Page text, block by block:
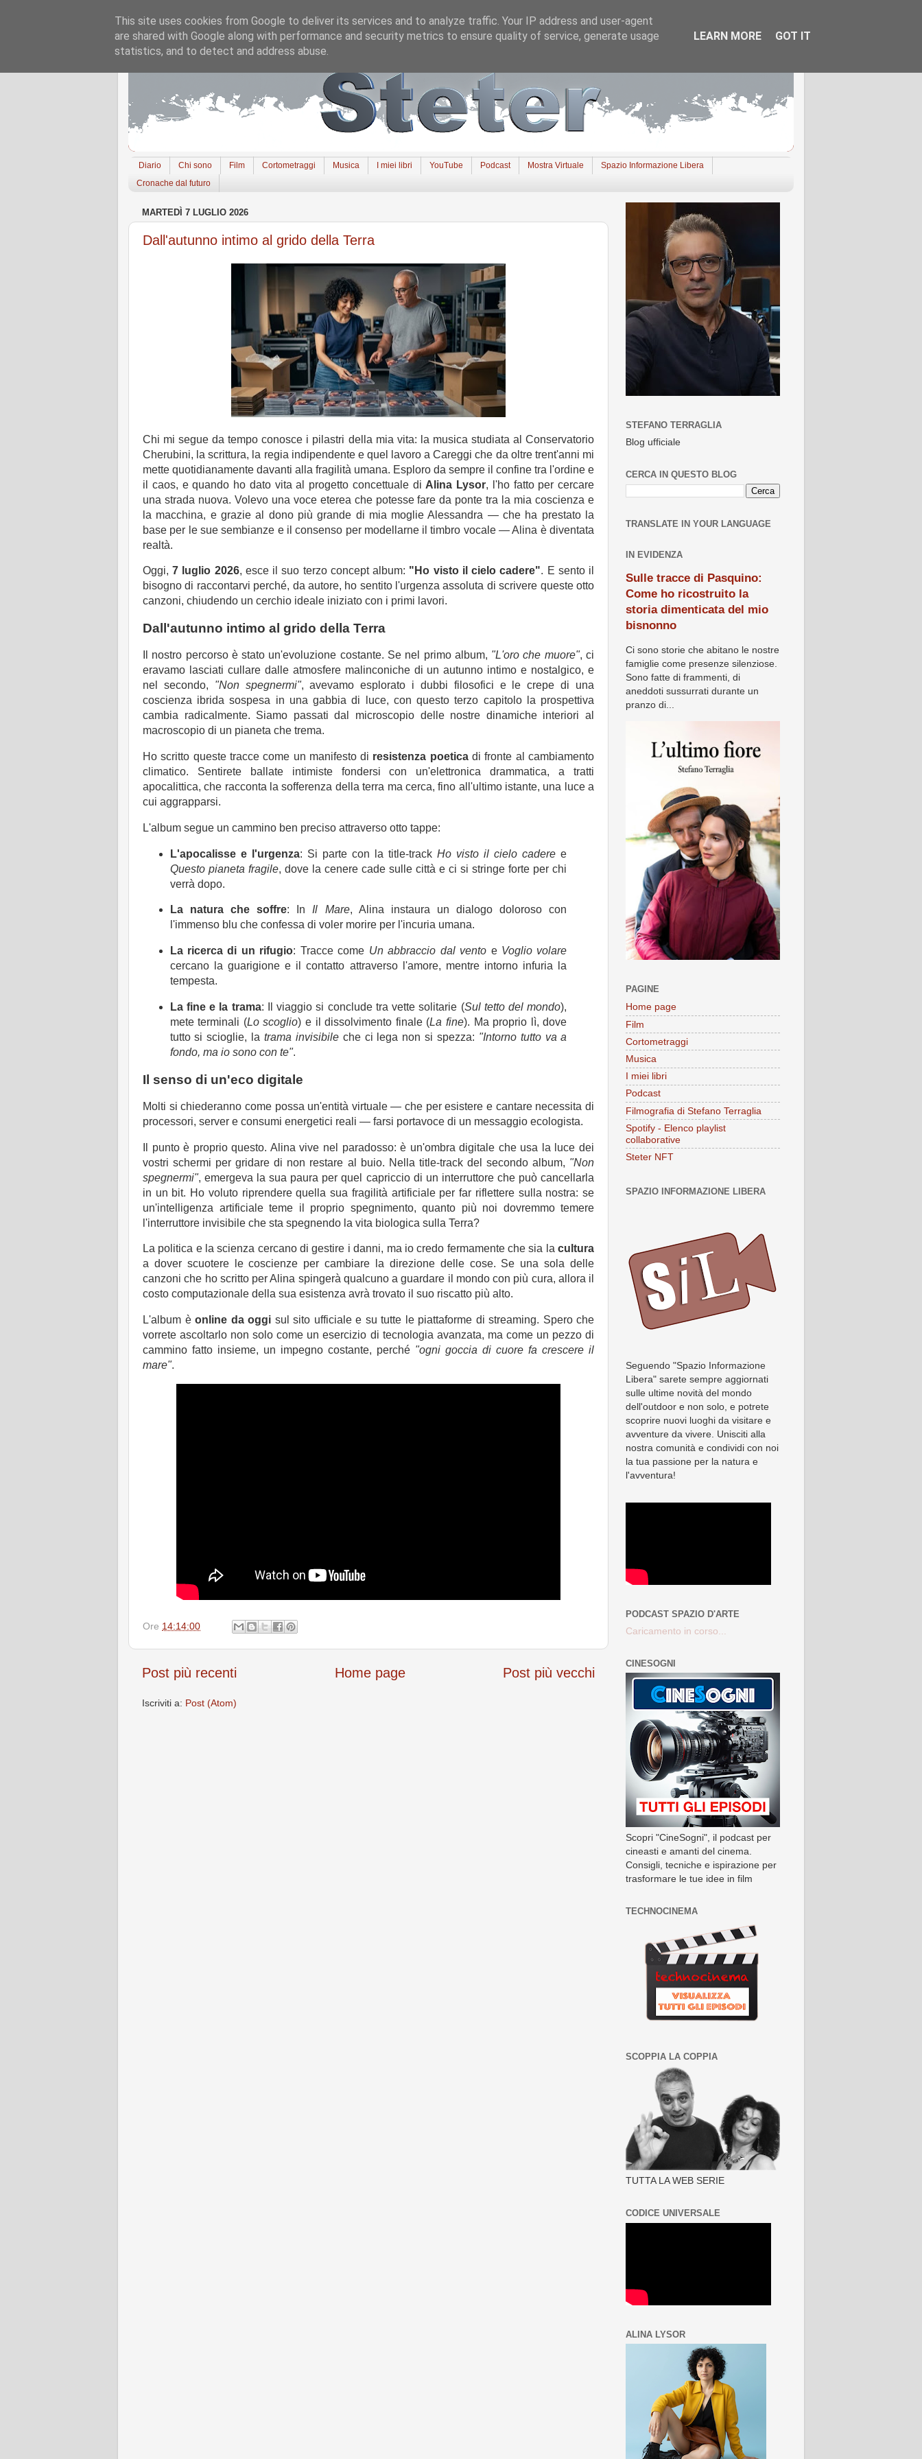
Diario Chi sono Film Cortometraggi Musica I miei libri YouTube Podcast Mostra Virtuale
Spazio Informazione Libera
Cronache dal futuro
MARTEDÌ 7 LUGLIO 2026
Dall'autunno intimo al grido della Terra
Chi mi segue da tempo conosce i pilastri della mia vita: la musica studiata al Conservatorio
Cherubini, la scrittura, la regia indipendente e quel lavoro a Careggi che da oltre trent'anni mi
mette quotidianamente davanti alla fragilità umana. Esploro da sempre il confine tra l'ordine e
il caos, e quando ho dato vita al progetto concettuale di Alina Lysor, l'ho fatto per cercare
una strada nuova. Volevo una voce eterea che potesse fare da ponte tra la mia coscienza e
la macchina, e grazie al dono più grande di mia moglie Alessandra — che ha prestato la
base per le sue sembianze e il consenso per modellarne il timbro vocale — Alina è diventata
realtà.
Oggi,7 luglio 2026, esce il suo terzo concept album: "Ho visto il cielo cadere". E sento il
bisogno di raccontarvi perché, da autore, ho sentito l'urgenza assoluta di scrivere queste otto
canzoni, chiudendo un cerchio ideale iniziato con i primi lavori.
Dall'autunno intimo al grido della Terra
Il nostro percorso è stato un'evoluzione costante. Se nel primo album, "L'oro che muore", ci
eravamo lasciati cullare dalle atmosfere malinconiche di un autunno intimo e nostalgico, e
nel secondo, "Non spegnermi", avevamo esplorato i dubbi filosofici e le crepe di una
coscienza ibrida sospesa in una gabbia di luce, con questo terzo capitolo la prospettiva
cambia radicalmente. Siamo passati dal microscopio delle nostre dinamiche interiori al
macroscopio di un pianeta che trema.
Ho scritto queste tracce come un manifesto di resistenza poeticadi fronte al cambiamento
climatico. Sentirete ballate intimiste fondersi con un'elettronica drammatica, a tratti
apocalittica, che racconta la sofferenza della terra ma cerca, fino all'ultimo istante, una luce a
cui aggrapparsi.
L'album segue un cammino ben preciso attraverso otto tappe:
L'apocalisse e l'urgenza: Si parte con la title-trackHo visto il cielo cadere e
Questo pianeta fragile, dove la cenere cade sulle città e ci si stringe forte per chi
verrà dopo.
La natura che soffre: InIl Mare, Alina instaura un dialogo doloroso con
l'immenso blu che confessa di voler morire per l'incuria umana.
La ricerca di un rifugio: Tracce come Un abbraccio dal vento e Voglio volare
cercano la guarigione e il contatto attraverso l'amore, mentre intorno infuria la
tempesta.
La fine e la trama: Il viaggio si conclude tra vette solitarie (Sul tetto del mondo),
mete terminali (Lo scoglio) e il dissolvimento finale (La fine). Ma proprio lì, dove
tutto si scioglie, latrama invisibileche ci lega non si spezza: "Intorno tutto va a
fondo, ma io sono con te".
Il senso di un'eco digitale
Molti si chiederanno come possa un'entità virtuale — che per esistere e cantare necessita di
processori, server e consumi energetici reali — farsi portavoce di un messaggio ecologista.
Il punto è proprio questo. Alina vive nel paradosso: è un'ombra digitale che usa la luce dei
vostri schermi per gridare di non restare al buio. Nella title-track del secondo album, "Non
spegnermi", emergeva la sua paura per quel capriccio di un interruttore che può cancellarla
in un bit. Ho voluto riprendere quella sua fragilità artificiale per far riflettere sulla nostra: se
un'intelligenza artificiale teme il proprio spegnimento, quanto più noi dovremmo temere
l'interruttore invisibile che sta spegnendo la vita biologica sulla Terra?
La politica e la scienza cercano di gestire i danni, ma io credo fermamente che sia la cultura
a dover scuotere le coscienze per cambiare la direzione delle cose. Se una sola delle
canzoni che ho scritto per Alina spingerà qualcuno a guardare il mondo con più cura, allora il
costo computazionale della sua esistenza avrà trovato il suo riscatto più alto.
L'album è online da oggi sul sito ufficiale e su tutte le piattaforme di streaming. Spero che
vorrete ascoltarlo non solo come un esercizio di tecnologia avanzata, ma come un pezzo di
cammino fatto insieme, un impegno costante, perché "ogni goccia di cuore fa crescere il
mare".
Ore 14:14:00
Post più recenti Post più vecchi
Home page
Iscriviti a: Post (Atom)
STEFANO TERRAGLIA
Blog ufficiale
CERCA IN QUESTO BLOG
TRANSLATE IN YOUR LANGUAGE
IN EVIDENZA
Sulle tracce di Pasquino:
Come ho ricostruito la
storia dimenticata del mio
bisnonno
Ci sono storie che abitano le nostre
famiglie come presenze silenziose.
Sono fatte di frammenti, di
aneddoti sussurrati durante un
pranzo di...
PAGINE
Home page
Film
Cortometraggi
Musica
I miei libri
Podcast
Filmografia di Stefano Terraglia
Spotify - Elenco playlist
collaborative
Steter NFT
SPAZIO INFORMAZIONE LIBERA
Seguendo "Spazio Informazione
Libera" sarete sempre aggiornati
sulle ultime novità del mondo
dell'outdoor e non solo, e potrete
scoprire nuovi luoghi da visitare e
avventure da vivere. Unisciti alla
nostra comunità e condividi con noi
la tua passione per la natura e
l'avventura!
PODCAST SPAZIO D'ARTE
Caricamento in corso...
CINESOGNI
Scopri "CineSogni", il podcast per
cineasti e amanti del cinema.
Consigli, tecniche e ispirazione per
trasformare le tue idee in film
TECHNOCINEMA
SCOPPIA LA COPPIA
TUTTA LA WEB SERIE
CODICE UNIVERSALE
ALINA LYSOR
This site uses cookies from Google to deliver its services and to analyze traffic. Your IP address and user-agent
are shared with Google along with performance and security metrics to ensure quality of service, generate usage
statistics, and to detect and address abuse.
LEARN MORE GOT IT